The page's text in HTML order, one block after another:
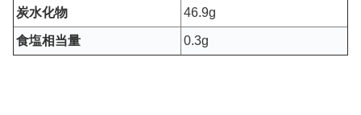
炭水化物 46.9g
食塩相当量 0.3g